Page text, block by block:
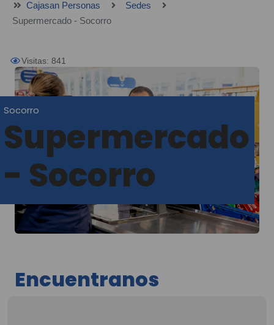
Cajasan Personas
Sedes
Supermercado - Socorro
Visitas: 841
Socorro
Supermercado
- Socorro
Encuentranos